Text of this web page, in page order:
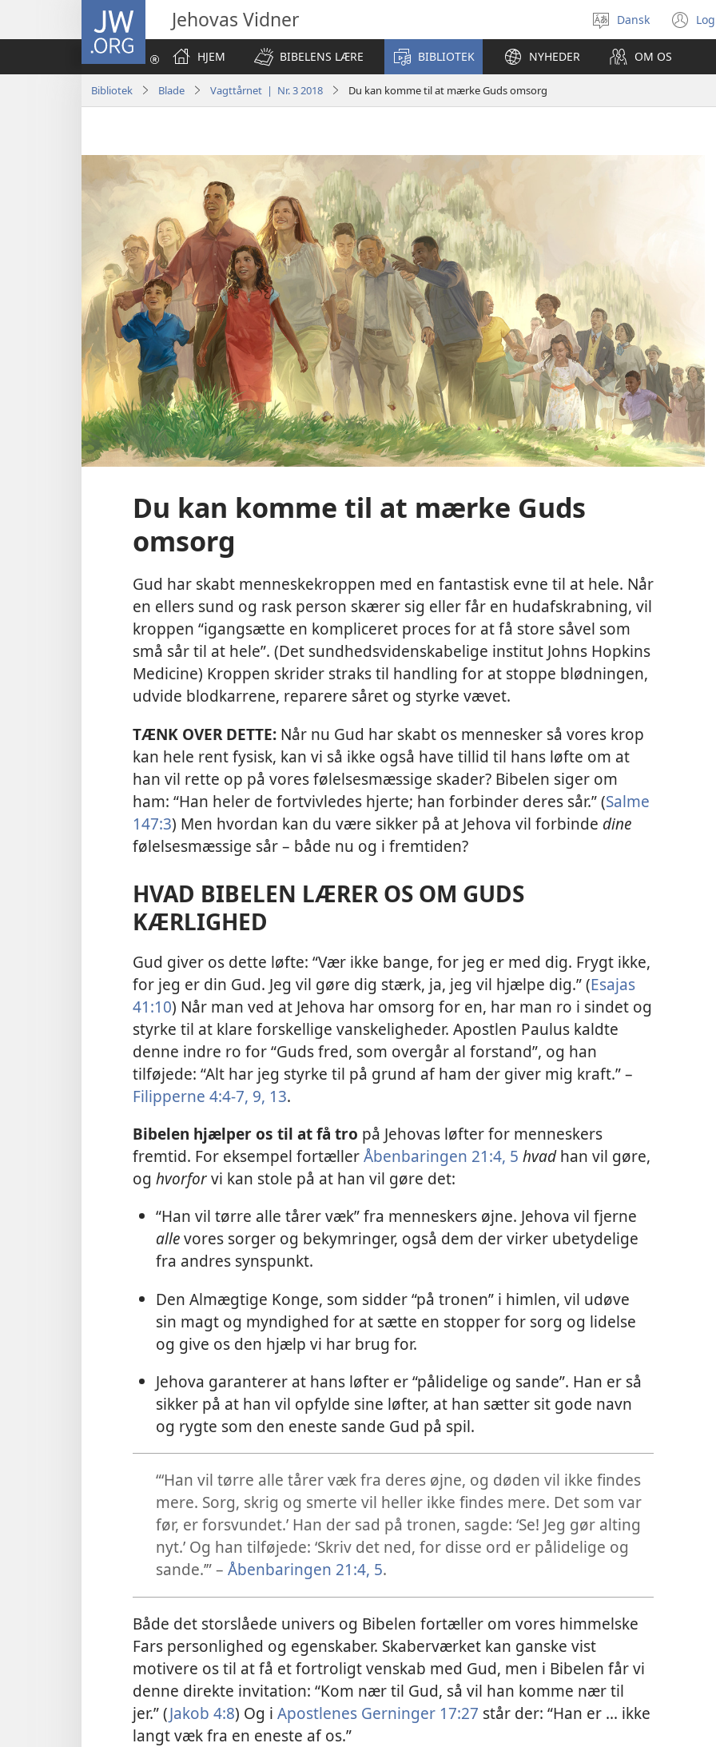
JW.ORG Jehovas Vidner
Vælg
sprog
Dansk
HJEM
BIBELENS LÆRE BIBLIOTEK NYHEDER OM OS
Bibliotek Blade Vagttårnet | Nr. 3 2018 Du kan komme til at mærke Guds omsorg
Du kan komme til at mærke Guds
omsorg
Gud har skabt menneskekroppen med en fantastisk evne til at hele. Når
en ellers sund og rask person skærer sig eller får en hudafskrabning, vil
kroppen “igangsætte en kompliceret proces for at få store såvel som
små sår til at hele”. (Det sundhedsvidenskabelige institut Johns Hopkins
Medicine) Kroppen skrider straks til handling for at stoppe blødningen,
udvide blodkarrene, reparere såret og styrke vævet.
TÆNK OVER DETTE: Når nu Gud har skabt os mennesker så vores krop
kan hele rent fysisk, kan vi så ikke også have tillid til hans løfte om at
han vil rette op på vores følelsesmæssige skader? Bibelen siger om
ham: “Han heler de fortvivledes hjerte; han forbinder deres sår.” (Salme
147:3) Men hvordan kan du være sikker på at Jehova vil forbinde dine
følelsesmæssige sår – både nu og i fremtiden?
HVAD BIBELEN LÆRER OS OM GUDS
KÆRLIGHED
Gud giver os dette løfte: “Vær ikke bange, for jeg er med dig. Frygt ikke,
for jeg er din Gud. Jeg vil gøre dig stærk, ja, jeg vil hjælpe dig.” (Esajas
41:10) Når man ved at Jehova har omsorg for en, har man ro i sindet og
styrke til at klare forskellige vanskeligheder. Apostlen Paulus kaldte
denne indre ro for “Guds fred, som overgår al forstand”, og han
tilføjede: “Alt har jeg styrke til på grund af ham der giver mig kraft.” –
Filipperne 4:4-7, 9, 13.
Bibelen hjælper os til at få tro på Jehovas løfter for menneskers
fremtid. For eksempel fortællerÅbenbaringen 21:4, 5 hvadhan vil gøre,
og hvorforvi kan stole på at han vil gøre det:
“Han vil tørre alle tårer væk” fra menneskers øjne. Jehova vil fjerne
allevores sorger og bekymringer, også dem der virker ubetydelige
fra andres synspunkt.
Den Almægtige Konge, som sidder “på tronen” i himlen, vil udøve
sin magt og myndighed for at sætte en stopper for sorg og lidelse
og give os den hjælp vi har brug for.
Jehova garanterer at hans løfter er “pålidelige og sande”. Han er så
sikker på at han vil opfylde sine løfter, at han sætter sit gode navn
og rygte som den eneste sande Gud på spil.
“‘Han vil tørre alle tårer væk fra deres øjne, og døden vil ikke findes
mere. Sorg, skrig og smerte vil heller ikke findes mere. Det som var
før, er forsvundet.’ Han der sad på tronen, sagde: ‘Se! Jeg gør alting
nyt.’ Og han tilføjede: ‘Skriv det ned, for disse ord er pålidelige og
sande.’” – Åbenbaringen 21:4, 5.
Både det storslåede univers og Bibelen fortæller om vores himmelske
Fars personlighed og egenskaber. Skaberværket kan ganske vist
motivere os til at få et fortroligt venskab med Gud, men i Bibelen får vi
denne direkte invitation: “Kom nær til Gud, så vil han komme nær til
jer.” (Jakob 4:8) Og i Apostlenes Gerninger 17:27 står der: “Han er ... ikke
langt væk fra en eneste af os.”